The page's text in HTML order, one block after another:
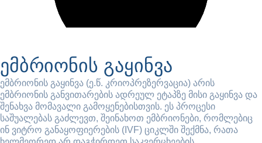
ემბრიონის გაყინვა
ემბრიონის გაყინვა (ე.წ. კრიოპრეზერვაცია) არის
ემბრიონის განვითარების ადრეულ ეტაპზე მისი გაყინვა და
შენახვა მომავალი გამოყენებისთვის. ეს პროცესი
საშუალებას გაძლევთ, შეინახოთ ემბრიონები, რომლებიც
ინ ვიტრო განაყოფიერების (IVF) ციკლში შექმნა, რათა